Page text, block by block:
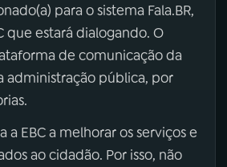
para o sistema Fala.BR,
que estará dialogando. O
de comunicação da
administração pública, por
a EBC a melhorar os serviços e
ao cidadão. Por isso, não